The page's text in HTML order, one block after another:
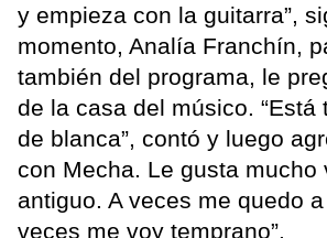
y empieza con la guitarra”,
momento, Analía Franchín,
también del programa, le
de la casa del músico. “Está
de blanca”, contó y luego
con Mecha. Le gusta mucho
antiguo. A veces me quedo
veces me voy temprano”.